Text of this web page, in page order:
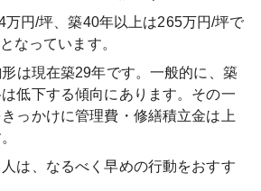
円/坪、築40年以上は265万円/坪で
なっています。
は現在築29年です。一般的に、築
低下する傾向にあります。その一
っかけに管理費・修繕積立金は上
は、なるべく早めの行動をおすす